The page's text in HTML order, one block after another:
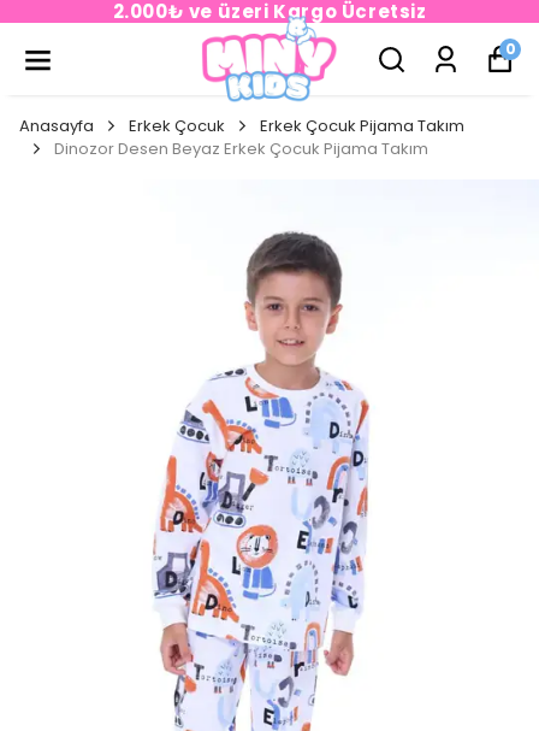
2.000₺ ve üzeri Kargo Ücretsiz
0
Anasayfa Erkek Çocuk
Erkek Çocuk Pijama Takım
Dinozor Desen Beyaz Erkek Çocuk Pijama Takım